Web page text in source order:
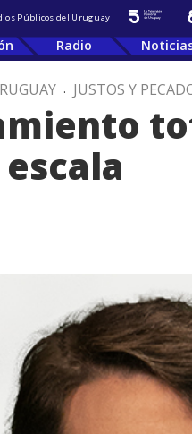
Públicos del Uruguay
Radio
. JUSTOS Y